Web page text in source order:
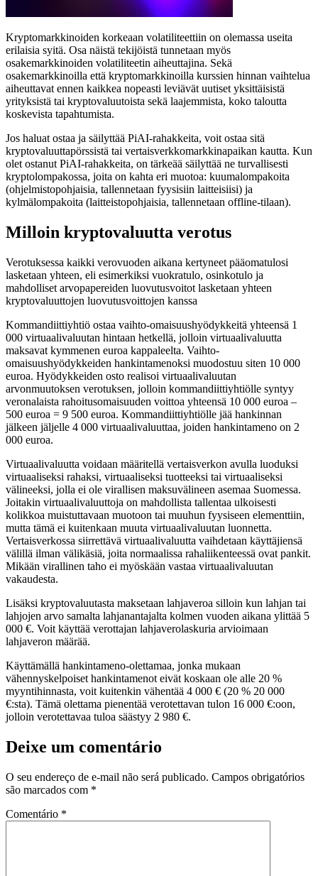
Kryptomarkkinoiden korkeaan volatiliteettiin on olemassa useita
erilaisia syitä. Osa näistä tekijöistä tunnetaan myös
osakemarkkinoiden volatiliteetin aiheuttajina. Sekä
osakemarkkinoilla että kryptomarkkinoilla kurssien hinnan vaihtelua
aiheuttavat ennen kaikkea nopeasti leviävät uutiset yksittäisistä
yrityksistä tai kryptovaluutoista sekä laajemmista, koko taloutta
koskevista tapahtumista.
Jos haluat ostaa ja säilyttää PiAI-rahakkeita, voit ostaa sitä
kryptovaluuttapörssistä tai vertaisverkkomarkkinapaikan kautta. Kun
olet ostanut PiAI-rahakkeita, on tärkeää säilyttää ne turvallisesti
kryptolompakossa, joita on kahta eri muotoa: kuumalompakoita
(ohjelmistopohjaisia, tallennetaan fyysisiin laitteisiisi) ja
kylmälompakoita (laitteistopohjaisia, tallennetaan offline-tilaan).
Milloin kryptovaluutta verotus
Verotuksessa kaikki verovuoden aikana kertyneet pääomatulosi
lasketaan yhteen, eli esimerkiksi vuokratulo, osinkotulo ja
mahdolliset arvopapereiden luovutusvoitot lasketaan yhteen
kryptovaluuttojen luovutusvoittojen kanssa
Kommandiittiyhtiö ostaa vaihto-omaisuushyödykkeitä yhteensä 1
000 virtuaalivaluutan hintaan hetkellä, jolloin virtuaalivaluutta
maksavat kymmenen euroa kappaleelta. Vaihto-
omaisuushyödykkeiden hankintamenoksi muodostuu siten 10 000
euroa. Hyödykkeiden osto realisoi virtuaalivaluutan
arvonmuutoksen verotuksen, jolloin kommandiittiyhtiölle syntyy
veronalaista rahoitusomaisuuden voittoa yhteensä 10 000 euroa –
500 euroa = 9 500 euroa. Kommandiittiyhtiölle jää hankinnan
jälkeen jäljelle 4 000 virtuaalivaluuttaa, joiden hankintameno on 2
000 euroa.
Virtuaalivaluutta voidaan määritellä vertaisverkon avulla luoduksi
virtuaaliseksi rahaksi, virtuaaliseksi tuotteeksi tai virtuaaliseksi
välineeksi, jolla ei ole virallisen maksuvälineen asemaa Suomessa.
Joitakin virtuaalivaluuttoja on mahdollista tallentaa ulkoisesti
kolikkoa muistuttavaan muotoon tai muuhun fyysiseen elementtiin,
mutta tämä ei kuitenkaan muuta virtuaalivaluutan luonnetta.
Vertaisverkossa siirrettävä virtuaalivaluutta vaihdetaan käyttäjiensä
välillä ilman välikäsiä, joita normaalissa rahaliikenteessä ovat pankit.
Mikään virallinen taho ei myöskään vastaa virtuaalivaluutan
vakaudesta.
Lisäksi kryptovaluutasta maksetaan lahjaveroa silloin kun lahjan tai
lahjojen arvo samalta lahjanantajalta kolmen vuoden aikana ylittää 5
000 €. Voit käyttää verottajan lahjaverolaskuria arvioimaan
lahjaveron määrää.
Käyttämällä hankintameno-olettamaa, jonka mukaan
vähennyskelpoiset hankintamenot eivät koskaan ole alle 20 %
myyntihinnasta, voit kuitenkin vähentää 4 000 € (20 % 20 000
€:sta). Tämä olettama pienentää verotettavan tulon 16 000 €:oon,
jolloin verotettavaa tuloa säästyy 2 980 €.
Deixe um comentário
O seu endereço de e-mail não será publicado. Campos obrigatórios
são marcados com *
Comentário *